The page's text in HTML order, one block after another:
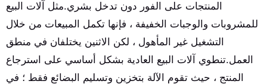
المنتجات على الفور دون تدخل بشري.مثل آلات البيع
للمشروبات والوجبات الخفيفة ، فإنها تكمل المبيعات من خلال
التشغيل غير المأهول ، لكن الاثنين يختلفان في منطق
العمل.تنطوي آلات البيع العادية بشكل أساسي على استرجاع
المنتج ، حيث تقوم الآلة بتخزين وتسليم البضائع فقط ؛ في